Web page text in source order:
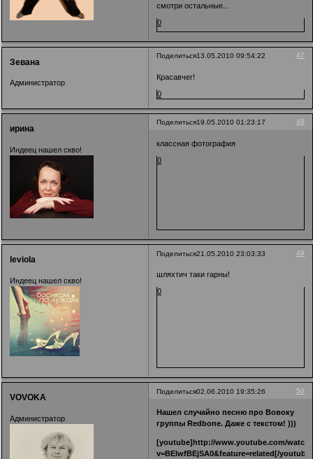
смотри остальные...
0
Поделиться 47
13.05.2010 09:54:22
Зевана
Администратор
Красавчег!
0
Поделиться 48
19.05.2010 01:23:17
ирина
Индеец нашел скво!
классная фотография
0
Поделиться 49
21.05.2010 23:03:33
leviola
Индеец нашел скво!
шляхтич таки гарны!
0
Поделиться 50
02.06.2010 19:35:26
VOVOKA
Администратор
Нашел случайно песню про Вовоку
группы Redbone. Даже с текстом! )))
[youtube]http://www.youtube.com/
v=BElwfBEjSA0&feature=related[/youtube]